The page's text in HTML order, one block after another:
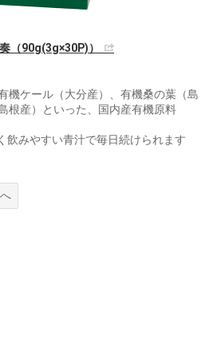
（90g(3g×30P)）
機ケール（大分産）、有機桑の葉（島
根産）といった、国内産有機原料
飲みやすい青汁で毎日続けられます